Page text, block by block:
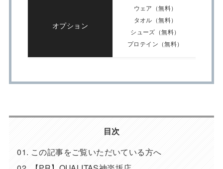
オプション
ウェア（無料）
タオル（無料）
シューズ（無料）
プロテイン（無料）
目次
この記事をご覧いただいている方へ